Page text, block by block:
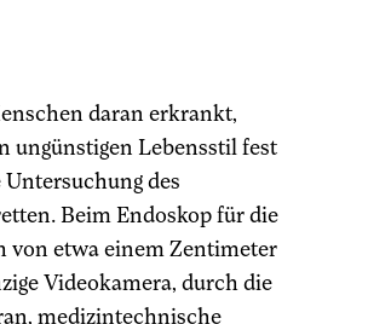
daran erkrankt,
ungünstigen Lebensstil fest
des
Beim Endoskop für die
von etwa einem Zentimeter
Videokamera, durch die
medizintechnische